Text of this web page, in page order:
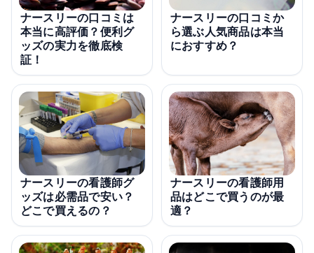
ナースリーの口コミは
本当に高評価？便利グ
ッズの実力を徹底検
証！
ナースリーの口コミか
ら選ぶ人気商品は本当
におすすめ？
ナースリーの看護師グ
ッズは必需品で安い？
どこで買えるの？
ナースリーの看護師用
品はどこで買うのが最
適？